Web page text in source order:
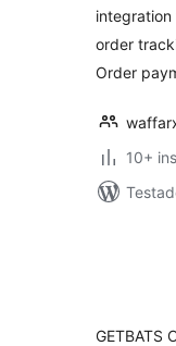
integration
order
Order
10+
GETBATS